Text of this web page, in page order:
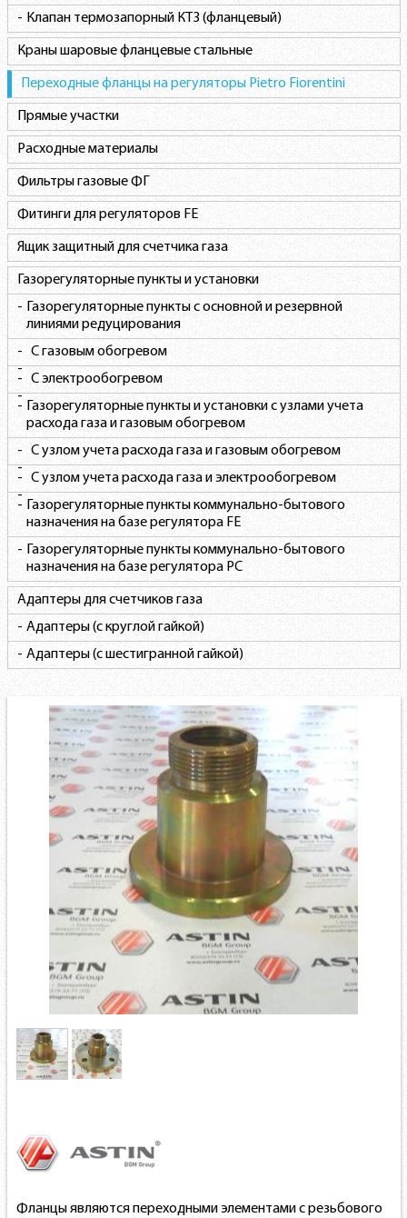
Фланцы являются переходными элементами с резьбового
Клапан термозапорный КТЗ (фланцевый)
Краны шаровые фланцевые стальные
Переходные фланцы на регуляторы Pietro Fiorentini
Прямые участки
Расходные материалы
Фильтры газовые ФГ
Фитинги для регуляторов FE
Ящик защитный для счетчика газа
Газорегуляторные пункты и установки
Газорегуляторные пункты c основной и резервной
линиями редуцирования
С газовым обогревом
С электрообогревом
Газорегуляторные пункты и установки с узлами учета
расхода газа и газовым обогревом
С узлом учета расхода газа и газовым обогревом
С узлом учета расхода газа и электрообогревом
Газорегуляторные пункты коммунально-бытового
назначения на базе регулятора FE
Газорегуляторные пункты коммунально-бытового
назначения на базе регулятора РС
Адаптеры для счетчиков газа
Адаптеры (с круглой гайкой)
Адаптеры (с шестигранной гайкой)